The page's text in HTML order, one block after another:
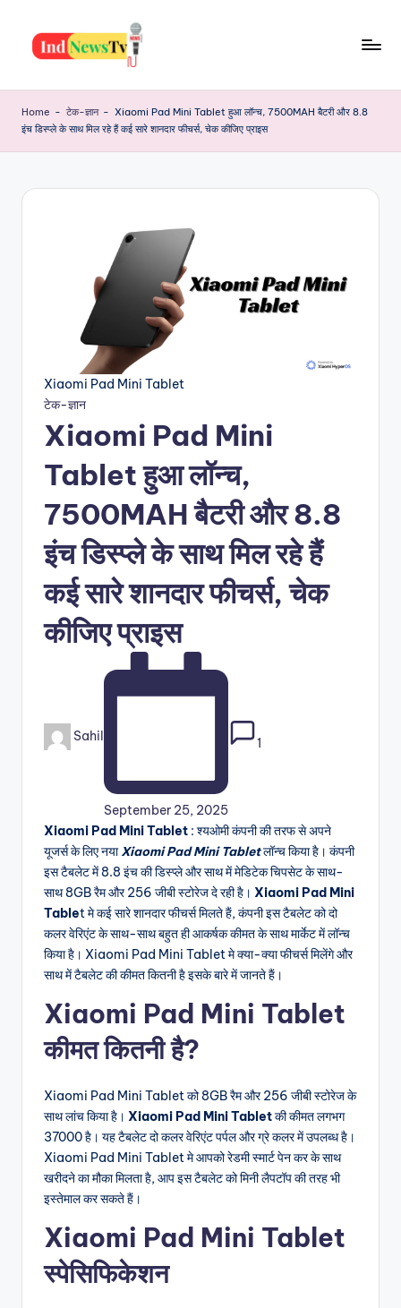
n
d
Jobs,
Home - टेक-ज्ञान - Xiaomi Pad Mini Tablet हुआ लॉन्च, 7500MAH बैटरी और 8.8
इंच डिस्प्ले के साथ मिल रहे हैं कई सारे शानदार फीचर्स, चेक कीजिए प्राइस
Xiaomi Pad Mini Tablet
Posted
in
टेक-ज्ञान
Xiaomi Pad Mini
Tablet हुआ लॉन्च,
7500MAH बैटरी और 8.8
इंच डिस्प्ले के साथ मिल रहे हैं
कई सारे शानदार फीचर्स, चेक
कीजिए प्राइस
Posted
by
Sahil
September 25, 2025
1
Xiaomi Pad Mini Tablet : श्यओमी कंपनी की तरफ से अपने
यूजर्स के लिए नयाXiaomi Pad Mini Tabletलॉन्च किया है। कंपनी
इस टैबलेट में 8.8 इंच की डिस्प्ले और साथ में मेडिटेक चिपसेट के साथ-
साथ 8GB रैम और 256 जीबी स्टोरेज दे रही है। Xiaomi Pad Mini
Tablet मे कई सारे शानदार फीचर्स मिलते हैं, कंपनी इस टैबलेट को दो
कलर वेरिएंट के साथ-साथ बहुत ही आकर्षक कीमत के साथ मार्केट में लॉन्च
किया है। Xiaomi Pad Mini Tablet मे क्या-क्या फीचर्स मिलेंगे और
साथ में टैबलेट की कीमत कितनी है इसके बारे में जानते हैं।
Xiaomi Pad Mini Tablet
कीमत कितनी है?
Xiaomi Pad Mini Tablet को 8GB रैम और 256 जीबी स्टोरेज के
साथ लांच किया है। Xiaomi Pad Mini Tabletकी कीमत लगभग
37000 है। यह टैबलेट दो कलर वेरिएंट पर्पल और ग्रे कलर में उपलब्ध है।
Xiaomi Pad Mini Tablet मे आपको रेडमी स्मार्ट पेन कर के साथ
खरीदने का मौका मिलता है, आप इस टैबलेट को मिनी लैपटॉप की तरह भी
इस्तेमाल कर सकते हैं।
Xiaomi Pad Mini Tablet
स्पेसिफिकेशन